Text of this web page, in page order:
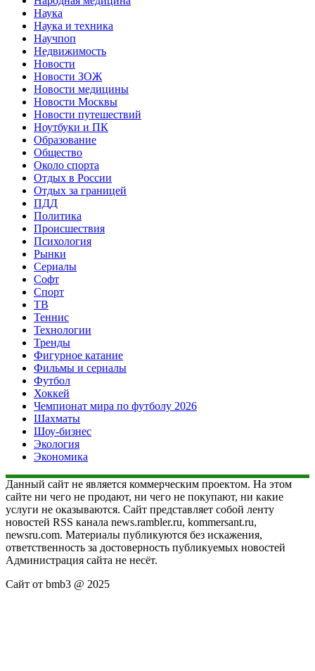
Наука
Наука и техника
Научпоп
Недвижимость
Новости
Новости ЗОЖ
Новости медицины
Новости Москвы
Новости путешествий
Ноутбуки и ПК
Образование
Общество
Около спорта
Отдых в России
Отдых за границей
ПДД
Политика
Происшествия
Психология
Рынки
Сериалы
Софт
Спорт
ТВ
Теннис
Технологии
Тренды
Фигурное катание
Фильмы и сериалы
Футбол
Хоккей
Чемпионат мира по футболу 2026
Шахматы
Шоу-бизнес
Экология
Экономика
Данный сайт не является коммерческим проектом. На этом
сайте ни чего не продают, ни чего не покупают, ни какие
услуги не оказываются. Сайт представляет собой ленту
новостей RSS канала news.rambler.ru, kommersant.ru,
newsru.com. Материалы публикуются без искажения,
ответственность за достоверность публикуемых новостей
Администрация сайта не несёт.
Сайт от bmb3 @ 2025